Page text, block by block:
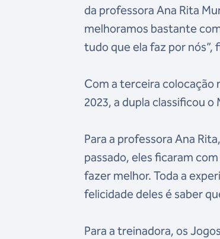
da professora Ana Rita
melhoramos bastante
tudo que ela faz por nós”,
Com a terceira colocação
2023, a dupla classificou
Para a professora Ana
passado, eles ficaram
fazer melhor. Toda a
felicidade deles é saber
Para a treinadora, os